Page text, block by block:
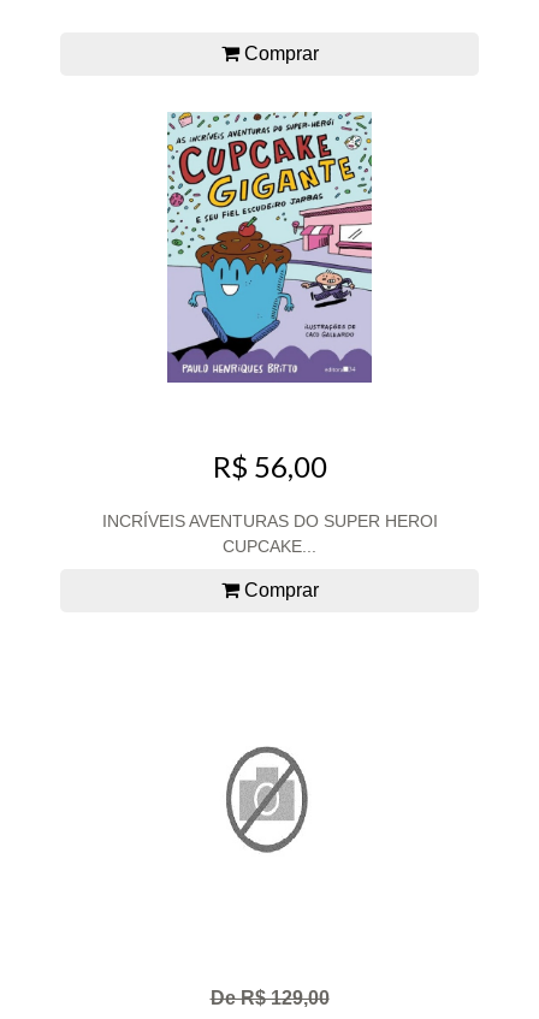
Comprar
R$ 56,00
INCRÍVEIS AVENTURAS DO SUPER HEROI
CUPCAKE...
Comprar
De R$ 129,00